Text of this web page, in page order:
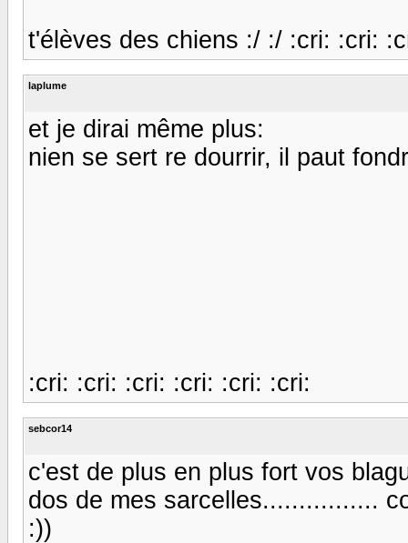
t'élèves des chiens :/ :/ :cri: :cri:
laplume
et je dirai même plus:
nien se sert re dourrir, il paut
:cri: :cri: :cri: :cri: :cri: :cri:
sebcor14
c'est de plus en plus fort vos
dos de mes sarcelles................
:))